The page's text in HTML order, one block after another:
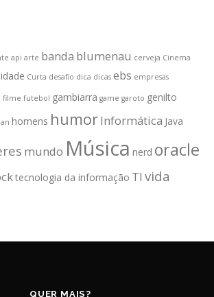
api arte banda blumenau cerveja Cinema
Curta desafio dica dicas ebs empresas
filme futebol gambiarra game garoto genilto
homens humorInformática Java
mundo Música nerd oracle
tecnologia da informação TI vida
QUER MAIS?